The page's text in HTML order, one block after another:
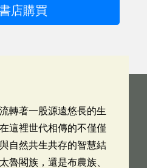
店購買
轉著一股源遠悠長的生
這裡世代相傳的不僅僅
自然共生共存的智慧結
魯閣族，還是布農族、